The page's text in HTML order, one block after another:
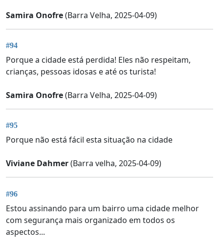
Samira Onofre(Barra Velha, 2025-04-09)
#94
Porque a cidade está perdida! Eles não respeitam,
crianças, pessoas idosas e até os turista!
Samira Onofre(Barra Velha, 2025-04-09)
#95
Porque não está fácil esta situação na cidade
Viviane Dahmer(Barra velha, 2025-04-09)
#96
Estou assinando para um bairro uma cidade melhor
com segurança mais organizado em todos os
aspectos...